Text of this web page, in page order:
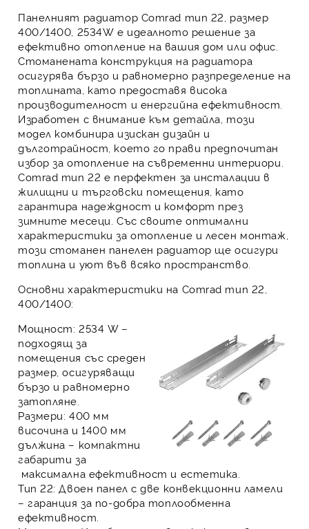
Панелният радиатор Comrad тип 22, размер
400/1400, 2534W е идеалното решение за
ефективно отопление на вашия дом или офис.
Стоманената конструкция на радиатора
осигурява бързо и равномерно разпределение на
топлината, като предоставя висока
производителност и енергийна ефективност.
Изработен с внимание към детайла, този
модел комбинира изискан дизайн и
дълготрайност, което го прави предпочитан
избор за отопление на съвременни интериори.
Comrad тип 22 е перфектен за инсталации в
жилищни и търговски помещения, като
гарантира надеждност и комфорт през
зимните месеци. Със своите оптимални
характеристики за отопление и лесен монтаж,
този стоманен панелен радиатор ще осигури
топлина и уют във всяко пространство.
Основни характеристики на Comrad тип 22,
400/1400:
Мощност: 2534 W –
подходящ за
помещения със среден
размер, осигуряващи
бързо и равномерно
затопляне.
Размери: 400 мм
височина и 1400 мм
дължина – компактни
габарити за
максимална ефективност и естетика.
Тип 22: Двоен панел с две конвекционни ламели
– гаранция за по-добра топлообменна
ефективност.